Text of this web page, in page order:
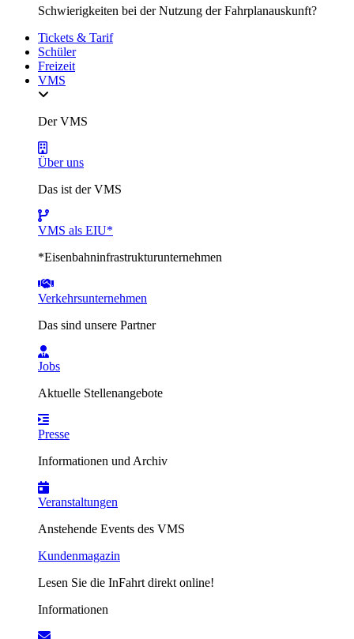
Schwierigkeiten bei der Nutzung der Fahrplanauskunft?
Tickets & Tarif
Schüler
Freizeit
VMS
Der VMS
Über uns
Das ist der VMS
VMS als EIU*
*Eisenbahninfrastrukturunternehmen
Verkehrsunternehmen
Das sind unsere Partner
Jobs
Aktuelle Stellenangebote
Presse
Informationen und Archiv
Veranstaltungen
Anstehende Events des VMS
Kundenmagazin
Lesen Sie die InFahrt direkt online!
Informationen